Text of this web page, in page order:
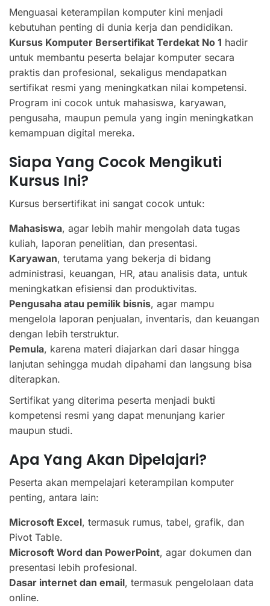
Menguasai keterampilan komputer kini menjadi
kebutuhan penting di dunia kerja dan pendidikan.
Kursus Komputer Bersertifikat Terdekat No 1 hadir
untuk membantu peserta belajar komputer secara
praktis dan profesional, sekaligus mendapatkan
sertifikat resmi yang meningkatkan nilai kompetensi.
Program ini cocok untuk mahasiswa, karyawan,
pengusaha, maupun pemula yang ingin meningkatkan
kemampuan digital mereka.
Siapa Yang Cocok Mengikuti
Kursus Ini?
Kursus bersertifikat ini sangat cocok untuk:
Mahasiswa, agar lebih mahir mengolah data tugas
kuliah, laporan penelitian, dan presentasi.
Karyawan, terutama yang bekerja di bidang
administrasi, keuangan, HR, atau analisis data, untuk
meningkatkan efisiensi dan produktivitas.
Pengusaha atau pemilik bisnis, agar mampu
mengelola laporan penjualan, inventaris, dan keuangan
dengan lebih terstruktur.
Pemula, karena materi diajarkan dari dasar hingga
lanjutan sehingga mudah dipahami dan langsung bisa
diterapkan.
Sertifikat yang diterima peserta menjadi bukti
kompetensi resmi yang dapat menunjang karier
maupun studi.
Apa Yang Akan Dipelajari?
Peserta akan mempelajari keterampilan komputer
penting, antara lain:
Microsoft Excel, termasuk rumus, tabel, grafik, dan
Pivot Table.
Microsoft Word dan PowerPoint, agar dokumen dan
presentasi lebih profesional.
Dasar internet dan email, termasuk pengelolaan data
online.